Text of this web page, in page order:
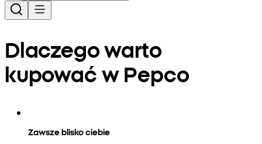
Dlaczego warto
kupować w Pepco
Zawsze blisko ciebie